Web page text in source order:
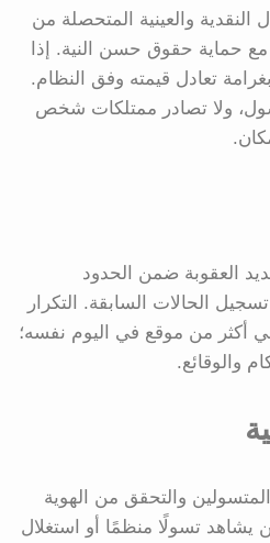
النقدية والعينية المتحصلة من
حماية حقوق حسن النية. إذا
تعادل قيمته وفق النظام.
ولا تصادر ممتلكات شخص
العقوبة ضمن الحدود
الحالات السابقة. التكرار
من موقع في اليوم نفسه؛
والوقائع.
والتحقق من الهوية
يشاهد تسولًا منظمًا أو استغلال